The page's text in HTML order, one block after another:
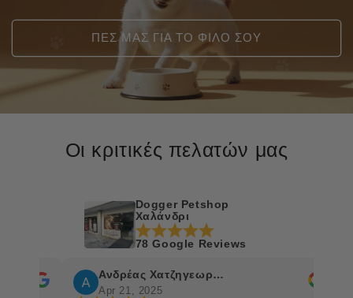
ΠΕΣ ΜΑΣ ΓΙΑ ΤΟ ΦΙΛΟ ΣΟΥ
Οι κριτικές πελατών μας
Dogger Petshop
Χαλάνδρι
78 Google Reviews
Ανδρέας Χατζηγεωργίου
Apr 21, 2025